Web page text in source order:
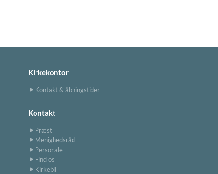
Kirkekontor
Kontakt & åbningstider
Kontakt
Præst
Menighedsråd
Personale
Find os
Kirkebil